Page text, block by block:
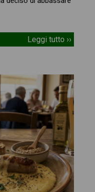
Leggi tutto ››